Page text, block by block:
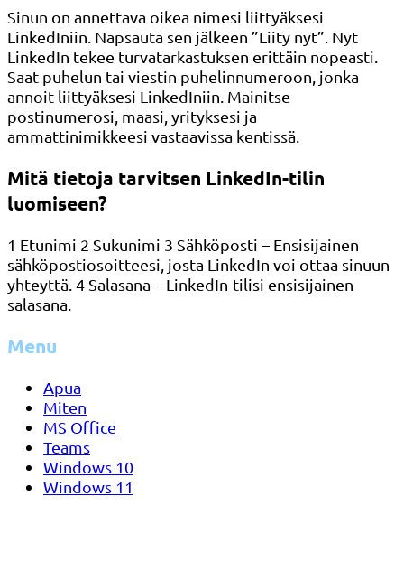
Sinun on annettava oikea nimesi liittyäksesi
LinkedIniin. Napsauta sen jälkeen ”Liity nyt”. Nyt
LinkedIn tekee turvatarkastuksen erittäin nopeasti.
Saat puhelun tai viestin puhelinnumeroon, jonka
annoit liittyäksesi LinkedIniin. Mainitse
postinumerosi, maasi, yrityksesi ja
ammattinimikkeesi vastaavissa kentissä.
Mitä tietoja tarvitsen LinkedIn-tilin
luomiseen?
1 Etunimi 2 Sukunimi 3 Sähköposti – Ensisijainen
sähköpostiosoitteesi, josta LinkedIn voi ottaa sinuun
yhteyttä. 4 Salasana – LinkedIn-tilisi ensisijainen
salasana.
Menu
Apua
Miten
MS Office
Teams
Windows 10
Windows 11